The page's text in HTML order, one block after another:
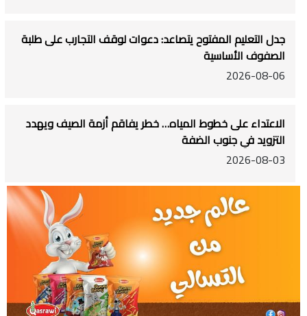
جدل التعليم المفتوح يتصاعد: دعوات لوقف التجارب على طلبة
الصفوف الأساسية
2026-08-06
الاعتداء على خطوط المياه… خطر يفاقم أزمة الصيف ويهدد
التزويد في جنوب الضفة
2026-08-03